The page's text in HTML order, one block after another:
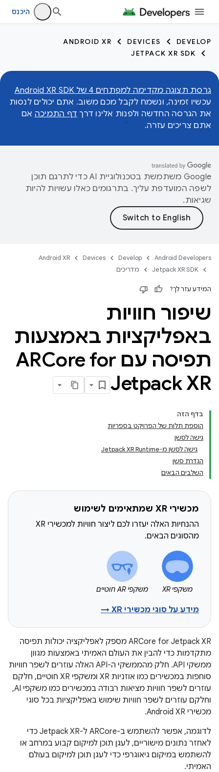
היכנס
DEVELOP
DEVICES
ANDROID XR
JETPACK XR SDK
גרסת תצוגה מקדימה למפתחים 4 של Android XR SDK
עכשיו זמינה, ונשמח לקבל מכם משוב. אתם יכולים לנסות
את הגרסה החדשה ולפנות אלינו דרך דף התמיכה אם
אתם צריכים עזרה.
‫Google משתמשת בטכנולוגיית AI כדי לתרגם תוכן
לשפה המועדפת עליך. בתרגומים כאלו עשויות להיות
שגיאות.
Android Developers
Develop
Devices
Android XR
Jetpack XR SDK
מדריכים
המידע עזר לך?
שיפור חוויות
באפליקציות באמצעות
תפיסה עם ARCore for
Jetpack XR
בדף הזה
הוספת תלות של הפרויקט בספריות
גישה לסשן
גישה לסשן מ-Jetpack XR Runtime
הגדרת סשן
השלבים הבאים
מכשירי XR שמתאימים לשימוש
ההנחיות האלה יעזרו לכם ליצור חוויות למכשירי XR
מהסוגים הבאים.
משקפי XR משקפי AR חוטיים
מידע על סוגי מכשירי XR →
‫ARCore for Jetpack XR מספק לאפליקציה יכולות תפיסה
מתקדמות כדי להבין את העולם האמיתי באמצעות מגוון
ממשקי API. חלק מהממשקי ה-API האלה עוזרים לשפר חוויות
סוחפות במכשירים כמו אוזניות XR ומשקפי XR חוטיים, חלקם
עוזרים לשפר חוויות מציאות רבודה במכשירים כמו משקפי AI,
וחלקם עוזרים לשפר חוויות שימוש באפליקציות בכל סוגי
מכשירי Android XR.
לדוגמה, אפשר להשתמש ב-ARCore ל-Jetpack XR כדי
לאחזר נתונים מישוריים, לעגן תוכן למיקום קבוע במרחב או
להשתמש במיקום גיאוגרפי כדי לעגן תוכן למיקום בעולם
האמיתי.